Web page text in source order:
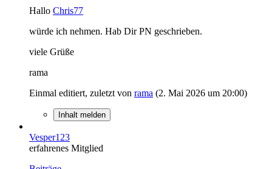
Hallo Chris77
würde ich nehmen. Hab Dir PN geschrieben.
viele Grüße
rama
Einmal editiert, zuletzt von rama (2. Mai 2026 um 20:00)
Inhalt melden
Vesper123
erfahrenes Mitglied